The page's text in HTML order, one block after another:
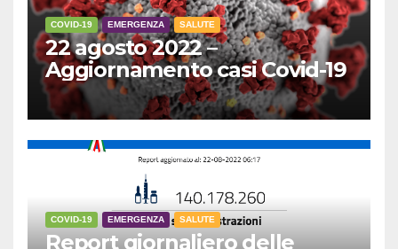
COVID-19 EMERGENZA SALUTE
22 agosto 2022 –
Aggiornamento casi Covid-19
COVID-19 EMERGENZA SALUTE
Report giornaliero delle